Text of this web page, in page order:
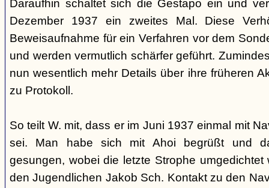
Daraufhin schaltet sich die Gestapo ein und
Dezember 1937 ein zweites Mal. Diese
Beweisaufnahme für ein Verfahren vor dem
und werden vermutlich schärfer geführt.
nun wesentlich mehr Details über ihre früheren
zu Protokoll.
So teilt W. mit, dass er im Juni 1937 einmal mit
sei. Man habe sich mit Ahoi begrüßt und
gesungen, wobei die letzte Strophe
den Jugendlichen Jakob Sch. Kontakt zu den